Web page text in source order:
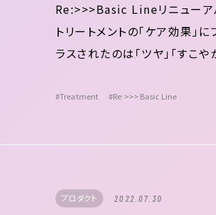
Re:>>>Basic Lineリニューア
トリートメントの「ケア効果
ラスされたのは「ツヤ」「すこ
#Treatment #Re:>>> Basic Line
プロダクト 2022.07.30